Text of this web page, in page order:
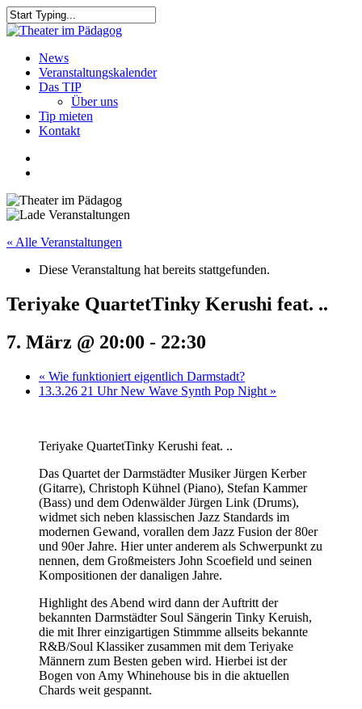
Skip
to
content
Close
search
Menu
News
Veranstaltungskalender
Das TIP
Über uns
Tip mieten
Kontakt
« Alle Veranstaltungen
Diese Veranstaltung hat bereits stattgefunden.
Teriyake QuartetTinky Kerushi feat. ..
7. März @ 20:00 - 22:30
« Wie funktioniert eigentlich Darmstadt?
13.3.26 21 Uhr New Wave Synth Pop Night »
Teriyake QuartetTinky Kerushi feat. ..
Das Quartet der Darmstädter Musiker Jürgen Kerber
(Gitarre), Christoph Kühnel (Piano), Stefan Kammer
(Bass) und dem Odenwälder Jürgen Link (Drums),
widmet sich neben klassischen Jazz Standards im
modernen Gewand, vorallen dem Jazz Fusion der 80er
und 90er Jahre. Hier unter anderem als Schwerpunkt zu
nennen, dem Großmeisters John Scoefield und seinen
Kompositionen der danaligen Jahre.
Highlight des Abend wird dann der Auftritt der
bekannten Darmstädter Soul Sängerin Tinky Keruish,
die mit Ihrer einzigartigen Stimmme allseits bekannte
R&B/Soul Klassiker zusammen mit dem Teriyake
Männern zum Besten geben wird. Hierbei ist der
Bogen von Amy Whinehouse bis in die aktuellen
Chards weit gespannt.